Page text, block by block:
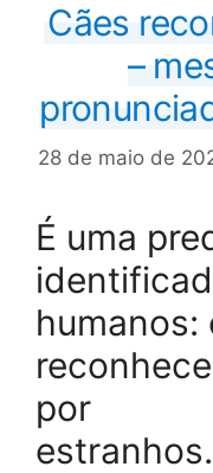
Cães
–
28 de maio de
É uma
humanos:
por
estranhos.